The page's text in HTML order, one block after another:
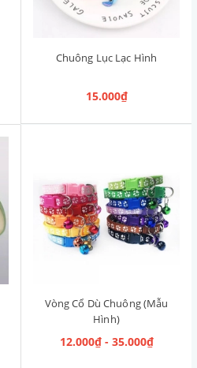
Chuông Lục Lạc Hình
15.000₫
Vòng Cổ Dù Chuông (Mẫu
Hình)
12.000₫ - 35.000₫